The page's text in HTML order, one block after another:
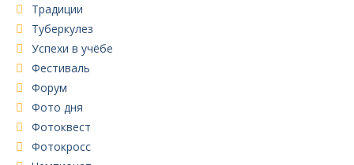
Традиции
Туберкулез
Успехи в учёбе
Фестиваль
Форум
Фото дня
Фотоквест
Фотокросс